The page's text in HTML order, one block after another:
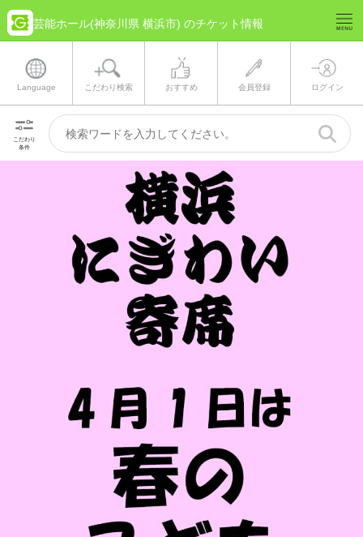
芸能ホール(神奈川県 横浜市) のチケット情報
Language こだわり検索 おすすめ 会員登録 ログイン
こだわり
条件